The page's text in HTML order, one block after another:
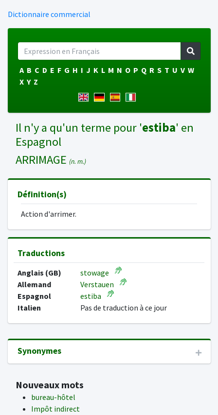
Dictionnaire commercial
A B C D E F G H I J K L M N O P Q R S T U V W
X Y Z
Il n'y a qu'un terme pour 'estiba' en
Espagnol
ARRIMAGE (n. m.)
Définition(s)
Action d'arrimer.
Traductions
Anglais (GB)
stowage
Allemand
Verstauen
Espagnol
estiba
Italien
Pas de traduction à ce jour
Synonymes
Nouveaux mots
bureau-hôtel
Impôt indirect